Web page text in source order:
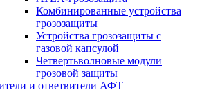
Комбинированные устройства
грозозащиты
Устройства грозозащиты с
газовой капсулой
Четвертьволновые модули
грозовой защиты
и ответвители АФТ